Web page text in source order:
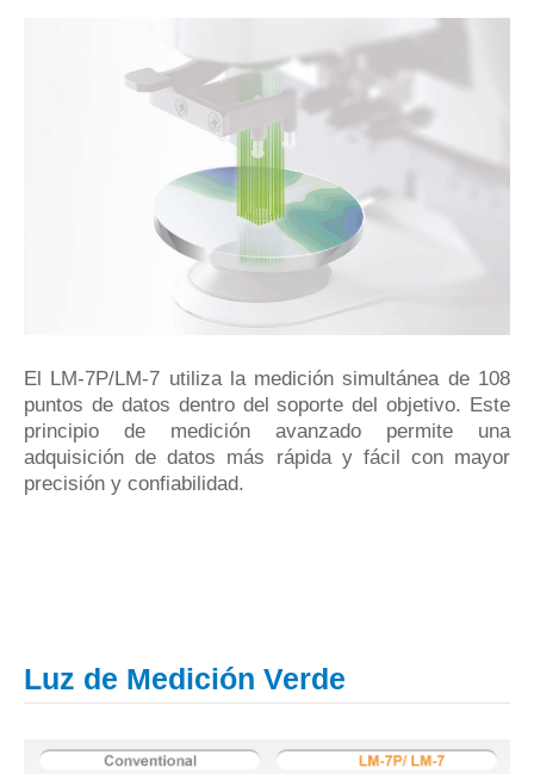
El LM-7P/LM-7 utiliza la medición simultánea de 108
puntos de datos dentro del soporte del objetivo. Este
principio de medición avanzado permite una
adquisición de datos más rápida y fácil con mayor
precisión y confiabilidad.
Luz de Medición Verde